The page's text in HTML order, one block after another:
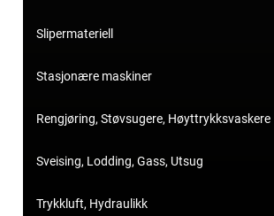
Slipermateriell
Stasjonære maskiner
Rengjøring, Støvsugere, Høyttrykksvaskere
Sveising, Lodding, Gass, Utsug
Trykkluft, Hydraulikk